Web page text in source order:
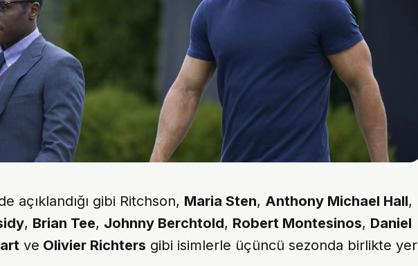
açıklandığı gibi Ritchson, Maria Sten, Anthony Michael Hall,
, Brian Tee, Johnny Berchtold, Robert Montesinos, Daniel
ve Olivier Richters gibi isimlerle üçüncü sezonda birlikte yer